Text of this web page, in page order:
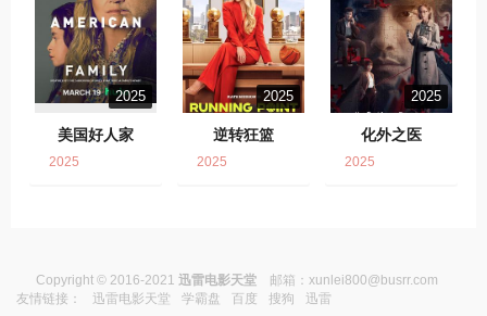
2025
美国好人家
2025
2025
逆转狂篮
2025
2025
化外之医
2025
Copyright © 2016-2021 迅雷电影天堂 邮箱： xunlei800@busrr.com
友情链接：
迅雷电影天堂 学霸盘 百度 搜狗 迅雷